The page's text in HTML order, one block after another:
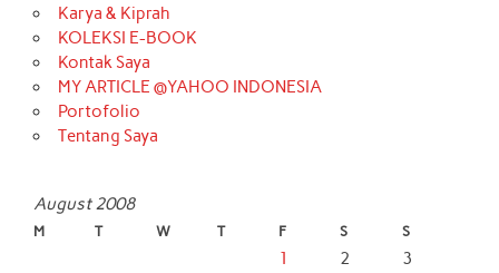
Karya & Kiprah
KOLEKSI E-BOOK
Kontak Saya
MY ARTICLE @YAHOO INDONESIA
Portofolio
Tentang Saya
August 2008
M T W T F S S
1 2 3